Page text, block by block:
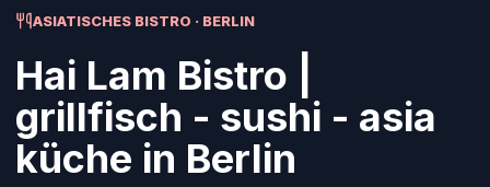
ASIATISCHES BISTRO · BERLIN
Hai Lam Bistro |
grillfisch - sushi - asia
küche in Berlin